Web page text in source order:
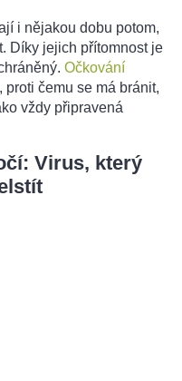
i nějakou dobu potom,
Díky jejich přítomnost je
Očkování
čemu se má bránit,
vždy připravená
Virus, který